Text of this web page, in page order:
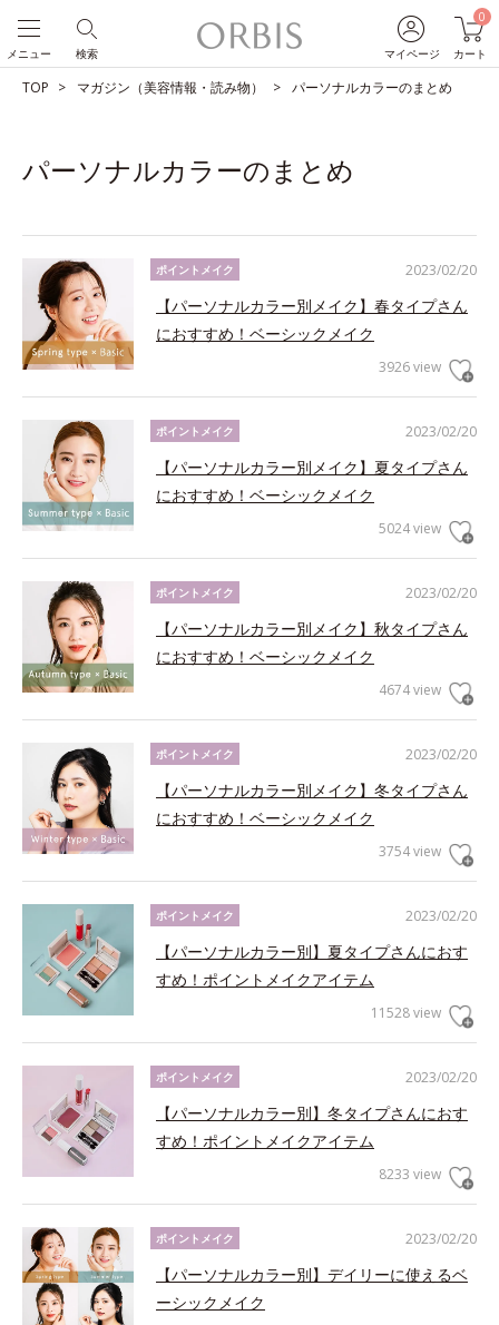
マイページ
0
カート
検索
メニュー
TOP マガジン（美容情報・読み物） パーソナルカラーのまとめ
パーソナルカラーのまとめ
2023/02/20
ポイントメイク
【パーソナルカラー別メイク】春タイプさん
におすすめ！ベーシックメイク
3926 view
2023/02/20
ポイントメイク
【パーソナルカラー別メイク】夏タイプさん
におすすめ！ベーシックメイク
5024 view
2023/02/20
ポイントメイク
【パーソナルカラー別メイク】秋タイプさん
におすすめ！ベーシックメイク
4674 view
2023/02/20
ポイントメイク
【パーソナルカラー別メイク】冬タイプさん
におすすめ！ベーシックメイク
3754 view
2023/02/20
ポイントメイク
【パーソナルカラー別】夏タイプさんにおす
すめ！ポイントメイクアイテム
11528 view
2023/02/20
ポイントメイク
【パーソナルカラー別】冬タイプさんにおす
すめ！ポイントメイクアイテム
8233 view
2023/02/20
ポイントメイク
【パーソナルカラー別】デイリーに使えるベ
ーシックメイク